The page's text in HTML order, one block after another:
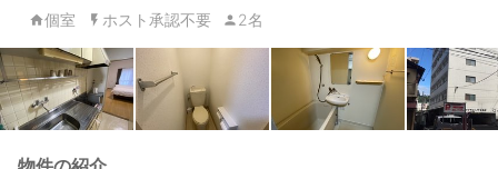
個室 ホスト承認不要 2名